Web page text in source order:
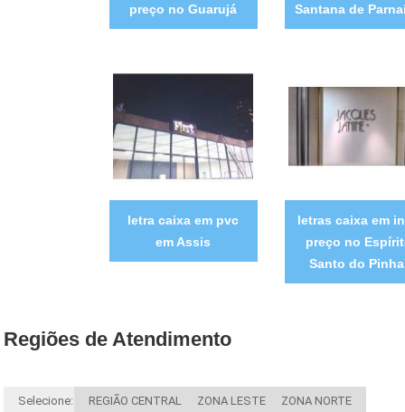
preço no Guarujá
Santana de
letra caixa em pvc
em Assis
letras caixa em
preço no
Santo do
Regiões de Atendimento
Selecione: REGIÃO CENTRAL ZONA LESTE ZONA NORTE